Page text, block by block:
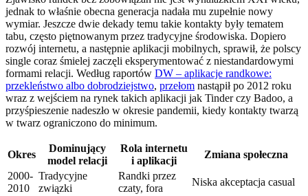
jednak to właśnie obecna generacja nadała mu zupełnie nowy
wymiar. Jeszcze dwie dekady temu takie kontakty były tematem
tabu, często piętnowanym przez tradycyjne środowiska. Dopiero
rozwój internetu, a następnie aplikacji mobilnych, sprawił, że polscy
single coraz śmielej zaczęli eksperymentować z niestandardowymi
formami relacji. Według raportów DW – aplikacje randkowe:
przekleństwo albo dobrodziejstwo, przełom nastąpił po 2012 roku
wraz z wejściem na rynek takich aplikacji jak Tinder czy Badoo, a
przyśpieszenie nadeszło w okresie pandemii, kiedy kontakty twarzą
w twarz ograniczono do minimum.
Okres
Dominujący
model relacji
Rola internetu
i aplikacji
Zmiana społeczna
2000-
2010
Tradycyjne
związki
Randki przez
czaty, fora
Niska akceptacja casual